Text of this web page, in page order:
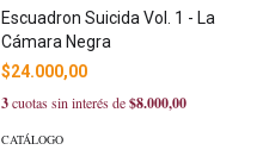
Escuadron Suicida Vol. 1 - La
Cámara Negra
$24.000,00
3cuotas sin interés de$8.000,00
CATÁLOGO